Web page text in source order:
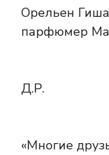
Орельен
парфюмер
Д.Р.
«Многие